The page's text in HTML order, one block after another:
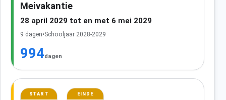
Meivakantie
28 april 2029 tot en met 6 mei 2029
9 dagen•Schooljaar 2028-2029
994dagen
START EINDE